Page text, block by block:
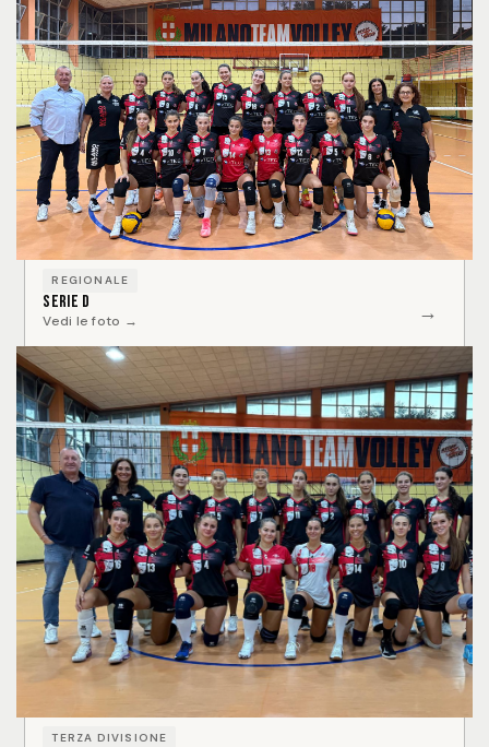
REGIONALE
Serie D
Vedi le foto → →
TERZA DIVISIONE